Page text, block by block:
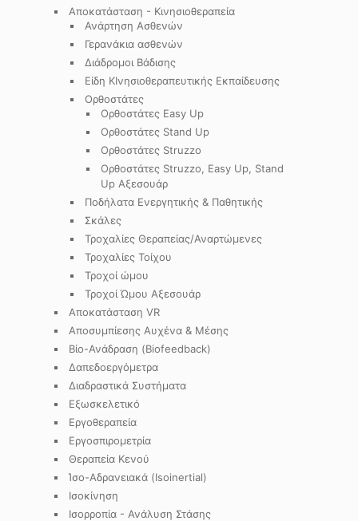
Αποκατάσταση - Κινησιοθεραπεία
Ανάρτηση Ασθενών
Γερανάκια ασθενών
Διάδρομοι Βάδισης
Είδη ΚΙνησιοθεραπευτικής Εκπαίδευσης
Ορθοστάτες
Ορθοστάτες Easy Up
Ορθοστάτες Stand Up
Ορθοστάτες Struzzo
Ορθοστάτες Struzzo, Easy Up, Stand
Up Αξεσουάρ
Ποδήλατα Ενεργητικής & Παθητικής
Σκάλες
Τροχαλίες Θεραπείας/Αναρτώμενες
Τροχαλίες Τοίχου
Τροχοί ώμου
Τροχοί Ώμου Αξεσουάρ
Αποκατάσταση VR
Αποσυμπίεσης Αυχένα & Μέσης
Βίο-Ανάδραση (Biofeedback)
Δαπεδοεργόμετρα
Διαδραστικά Συστήματα
Εξωσκελετικό
Εργοθεραπεία
Εργοσπιρομετρία
Θεραπεία Κενού
Ίσο-Αδρανειακά (Isoinertial)
Ισοκίνηση
Ισορροπία - Ανάλυση Στάσης